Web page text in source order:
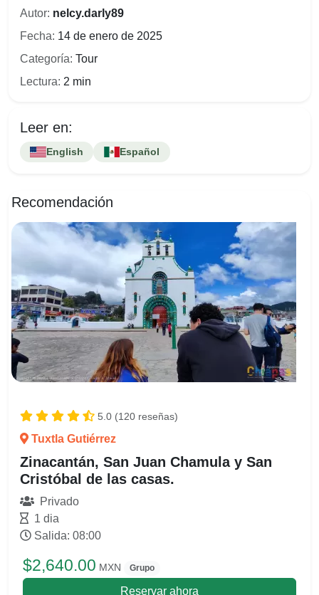
Autor: nelcy.darly89
Fecha: 14 de enero de 2025
Categoría: Tour
Lectura: 2 min
Leer en:
English Español
Recomendación
5.0 (120 reseñas)
Tuxtla Gutiérrez
Zinacantán, San Juan Chamula y San
Cristóbal de las casas.
Privado
1 dia
Salida: 08:00
$2,640.00 MXN Grupo
Reservar ahora